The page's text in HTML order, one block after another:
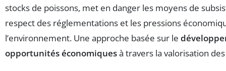
stocks de poissons, met en danger les moyens de
respect des réglementations et les pressions
l’environnement. Une approche basée sur le
opportunités économiquesà travers la valorisation